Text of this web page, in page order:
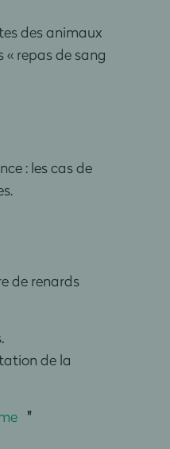
des animaux
repas de sang
: les cas de
de renards
de la
"